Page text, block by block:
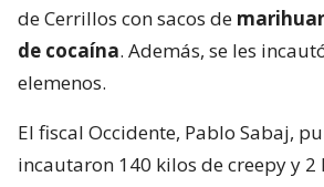
de Cerrillos con sacos de
de cocaína. Además, se les
elemenos.
El fiscal Occidente, Pablo Sabaj,
incautaron 140 kilos de creepy y 2